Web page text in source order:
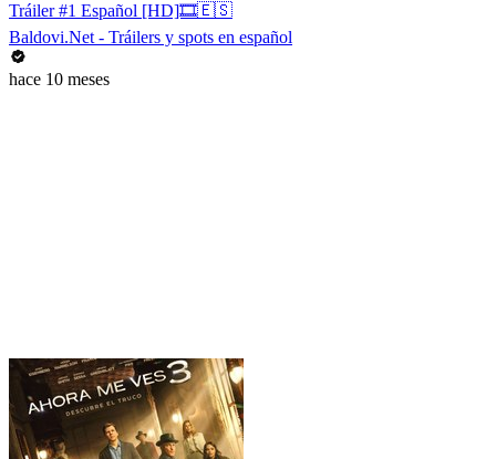
Tráiler #1 Español [HD]🎞️🇪🇸
Baldovi.Net - Tráilers y spots en español
hace 10 meses